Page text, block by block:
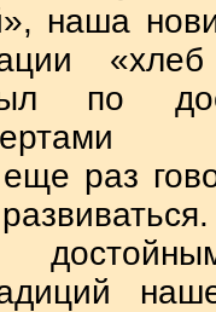
наша
«хлеб
по
раз